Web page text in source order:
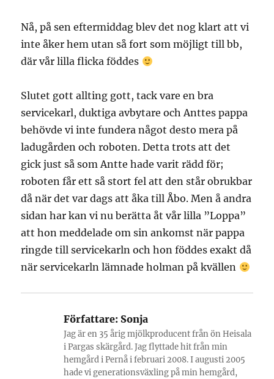
Nå, på sen eftermiddag blev det nog klart att vi
inte åker hem utan så fort som möjligt till bb,
där vår lilla flicka föddes
Slutet gott allting gott, tack vare en bra
servicekarl, duktiga avbytare och Anttes pappa
behövde vi inte fundera något desto mera på
ladugården och roboten. Detta trots att det
gick just så som Antte hade varit rädd för;
roboten får ett så stort fel att den står obrukbar
då när det var dags att åka till Åbo. Men å andra
sidan har kan vi nu berätta åt vår lilla ”Loppa”
att hon meddelade om sin ankomst när pappa
ringde till servicekarln och hon föddes exakt då
när servicekarln lämnade holman på kvällen
Författare: Sonja
Jag är en 35 årig mjölkproducent från ön Heisala
i Pargas skärgård. Jag flyttade hit från min
hemgård i Pernå i februari 2008. I augusti 2005
hade vi generationsväxling på min hemgård,